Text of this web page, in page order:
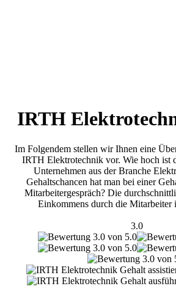
IRTH
Im Folgendem stellen wir Ihnen eine
IRTH Elektrotechnik vor. Wie hoch ist
Unternehmen aus der Branche
Gehaltschancen hat man bei einer
Mitarbeitergespräch? Die
Einkommens durch die Mitarbeiter
3.0